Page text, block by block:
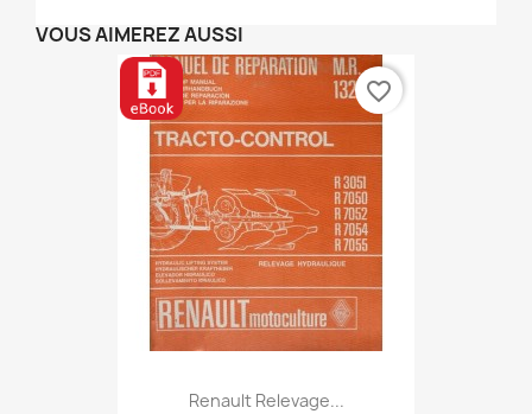
VOUS AIMEREZ AUSSI
Renault Relevage...
favorite_border